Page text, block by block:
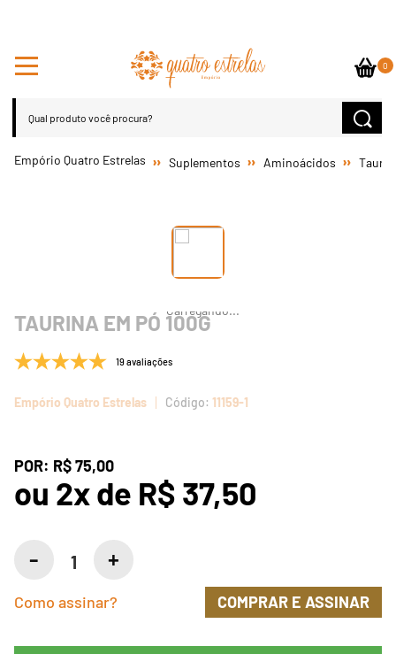
0
Suplementos Aminoácidos
TAURINA EM PÓ 100G
19 avaliações
Empório Quatro Estrelas 11159-1
POR: R$ 75,00
ou 2xde R$ 37,50
Como assinar? COMPRAR E ASSINAR